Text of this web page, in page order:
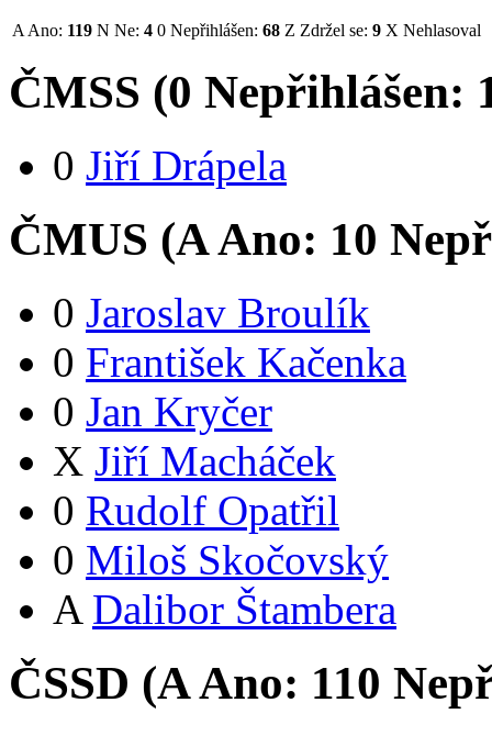
A Ano: 119 N Ne: 4 0 Nepřihlášen: 68 Z Zdržel se: 9 X Nehlasoval
ČMSS (0 Nepřihlášen:
0 Jiří Drápela
ČMUS (AAno: 10
0 Jaroslav Broulík
0 František Kačenka
0 Jan Kryčer
X Jiří Macháček
0 Rudolf Opatřil
0 Miloš Skočovský
A Dalibor Štambera
ČSSD (AAno: 110